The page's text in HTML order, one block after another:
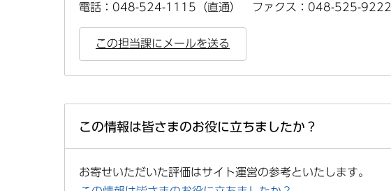
電話：048-524-1115（直通） ファクス：048-525-9222
この担当課にメールを送る
この情報は皆さまのお役に立ちましたか？
お寄せいただいた評価はサイト運営の参考といたします。